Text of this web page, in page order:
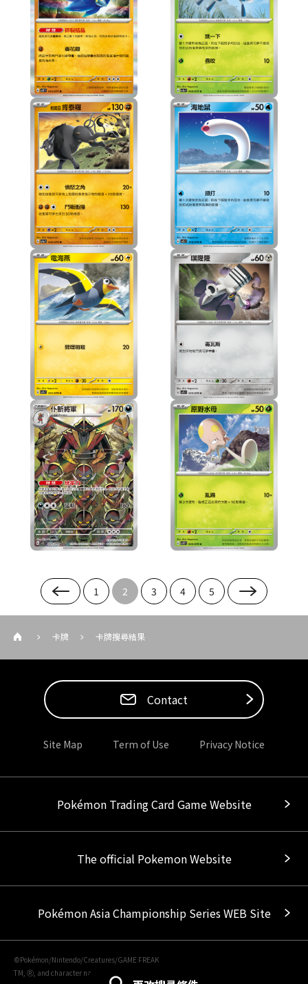
1 2 3 4 5
卡牌 卡牌搜尋結果
Contact
Site Map Term of Use Privacy Notice
Pokémon Trading Card Game Website
The official Pokemon Website
Pokémon Asia Championship Series WEB Site
©Pokémon/Nintendo/Creatures/GAME FREAK
TM, Ⓡ, and character names are trademarks of Nintendo.